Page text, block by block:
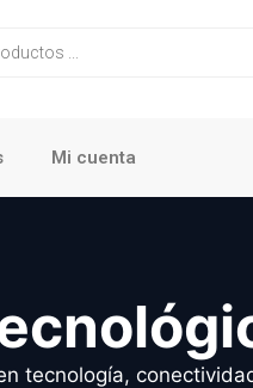
Mi cuenta
tecnología,